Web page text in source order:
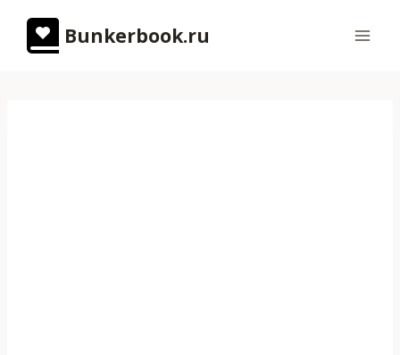
содержимому
Bunkerbook.ru